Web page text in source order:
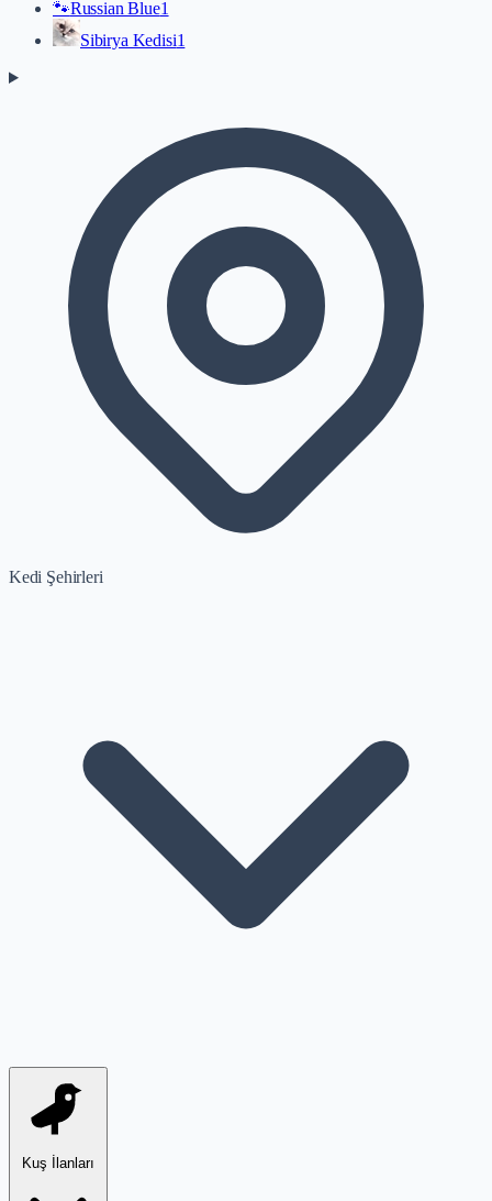
🐾Russian Blue1
Sibirya Kedisi1
Kedi Şehirleri
Kuş İlanları